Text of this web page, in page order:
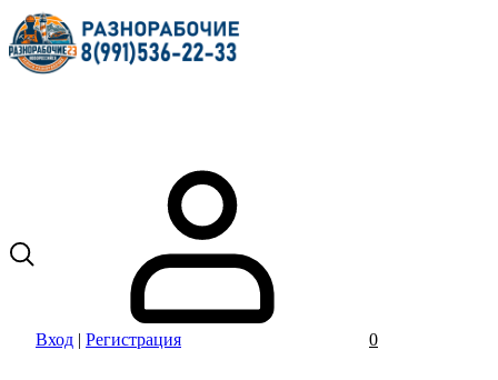
Вход | Регистрация 0